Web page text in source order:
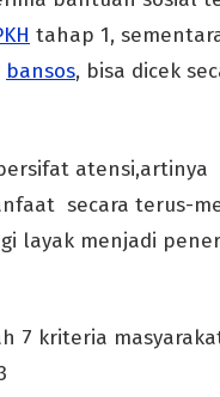
tahap 1,
bansos, bisa dicek
atensi,artinya
secara terus-
layak menjadi
7 kriteria